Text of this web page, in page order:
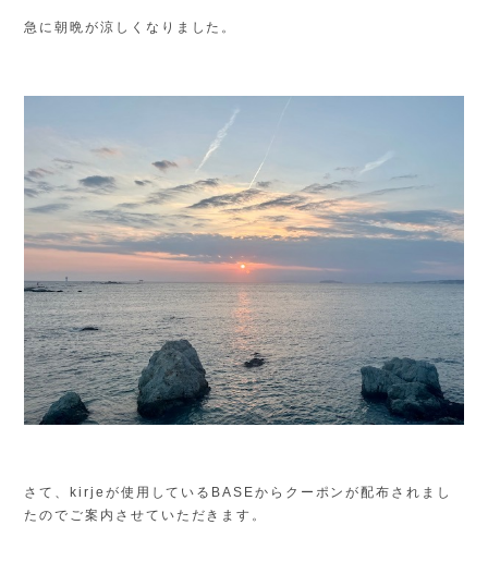
急に朝晩が涼しくなりました。
さて、kirjeが使用しているBASEからクーポンが配布されまし
たのでご案内させていただきます。